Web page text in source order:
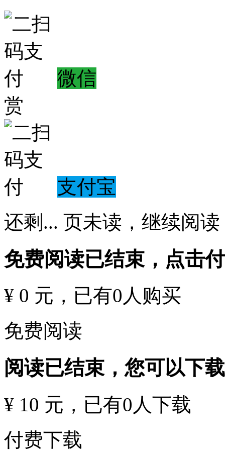
微信
赏
支付宝
还剩 ... 页未读， 继续阅读
免费阅读已结束，点击
¥ 0 元 ，已有0 人购买
免费阅读
阅读已结束，您可以下
¥ 10 元 ，已有0 人下载
付费下载